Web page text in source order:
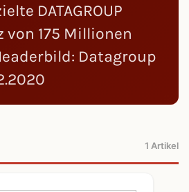
DATAGROUP
von 175 Millionen
Datagroup
1 Artikel